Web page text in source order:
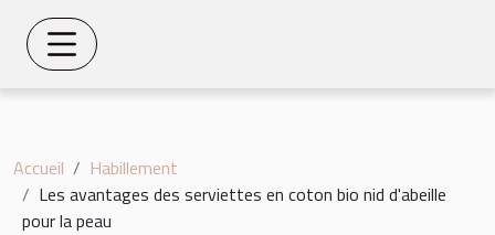
Accueil
Habillement
Les avantages des serviettes en coton bio nid d'abeille
pour la peau